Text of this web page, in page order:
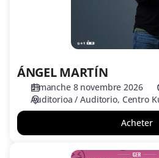
ÁNGEL MARTÍN
dimanche 8 novembre 2026
Auditorioa / Auditorio Centro
Acheter